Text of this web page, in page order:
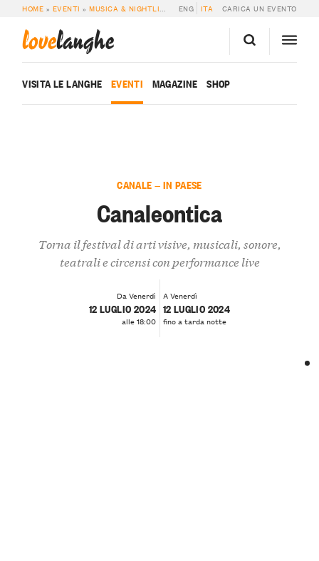
HOME » EVENTI »MUSICA & NIGHTLIFE CANALEONTICA
ENG ITA CARICA UN EVENTO
lovelanghe
VISITA LE LANGHE EVENTI MAGAZINE SHOP
CANALE — IN PAESE
Canaleontica
Torna il festival di arti visive, musicali, sonore,
teatrali e circensi con performance live
Da Venerdì
12 LUGLIO 2024
alle 18:00
A Venerdì
12 LUGLIO 2024
fino a tarda notte